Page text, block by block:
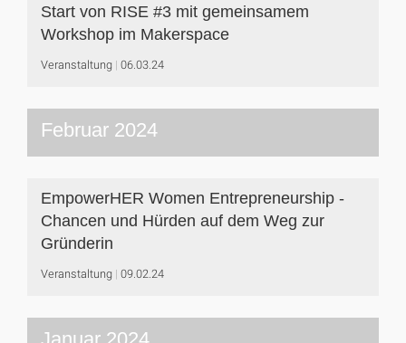
Start von RISE #3 mit gemeinsamem
Workshop im Makerspace
Veranstaltung 06.03.24
Februar 2024
EmpowerHER Women Entrepreneurship -
Chancen und Hürden auf dem Weg zur
Gründerin
Veranstaltung 09.02.24